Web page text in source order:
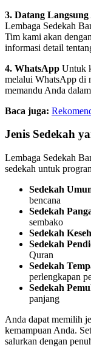
3. Datang Langsung
Lembaga Sedekah
Tim kami akan
informasi detail
4. WhatsApp Untuk
melalui WhatsApp di
memandu Anda
Baca juga:
Jenis Sedekah
Lembaga Sedekah
sedekah untuk
Sedekah
bencana
Sedekah
sembako
Sedekah
Sedekah
Quran
Sedekah
perlengkapan
Sedekah
panjang
Anda dapat memilih
kemampuan Anda.
salurkan dengan